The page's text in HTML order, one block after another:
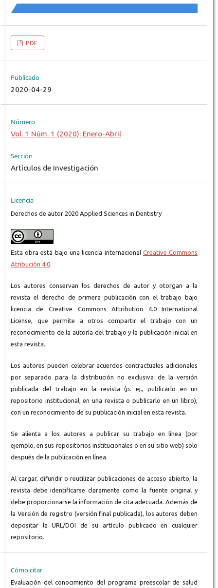
PDF
Publicado
2020-04-29
Número
Vol. 1 Núm. 1 (2020): Enero-Abril
Sección
Artículos de Investigación
Licencia
Derechos de autor 2020 Applied Sciences in Dentistry
Esta obra está bajo una licencia internacional Creative Commons
Atribución 4.0.
Los autores conservan los derechos de autor y otorgan a la
revista el derecho de primera publicación con el trabajo bajo
licencia de Creative Commons Attribution 4.0 International
License, que permite a otros compartir el trabajo con un
reconocimiento de la autoría del trabajo y la publicación inicial en
esta revista.
Los autores pueden celebrar acuerdos contractuales adicionales
por separado para la distribución no exclusiva de la versión
publicada del trabajo en la revista (p. ej., publicarlo en un
repositorio institucional, en una revista o publicarlo en un libro),
con un reconocimiento de su publicación inicial en esta revista.
Se alienta a los autores a publicar su trabajo en línea (por
ejemplo, en sus repositorios institucionales o en su sitio web) solo
después de la publicación en línea.
Al cargar, difundir o reutilizar publicaciones de acceso abierto, la
revista debe identificarse claramente como la fuente original y
debe proporcionarse la información de cita adecuada. Además de
la Versión de registro (versión final publicada), los autores deben
depositar la URL/DOI de su artículo publicado en cualquier
repositorio.
Cómo citar
Evaluación del conocimiento del programa preescolar de salud